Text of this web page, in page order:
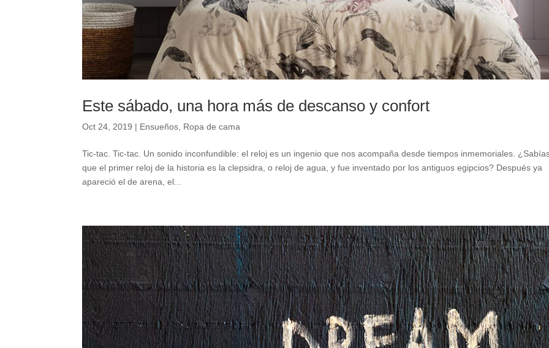
Este sábado, una hora más de descanso y confort
Oct 24, 2019 | Ensueños Ropa de cama
Tic-tac. Tic-tac. Un sonido inconfundible: el reloj es un ingenio que nos acompaña desde tiempos inmemoriales.
que el primer reloj de la historia es la clepsidra, o reloj de agua, y fue inventado por los antiguos egipcios? Después ya
apareció el de arena, el...